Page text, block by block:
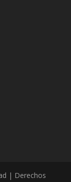
| Derechos